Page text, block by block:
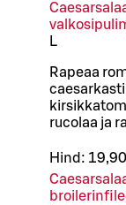
L
Rapeaa
rucolaa ja
Hind: